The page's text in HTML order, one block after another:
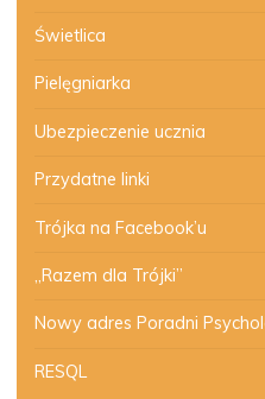
Świetlica
Pielęgniarka
Ubezpieczenie ucznia
Przydatne linki
Trójka na Facebook’u
„Razem dla Trójki”
Nowy adres Poradni
RESQL